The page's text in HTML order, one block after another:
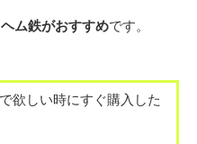
ム鉄がおすすめです。
欲しい時にすぐ購入した